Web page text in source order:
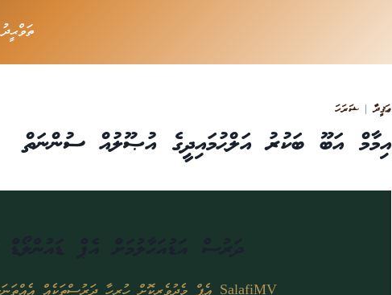
ތަވްޙީދު
ޢަޤީދާ|ޝަރަހަ
އިމާމް އަބޫ ބަކުރު އަލްޙުމައިދީގެ އުޞޫލުއް ސުންނަތް